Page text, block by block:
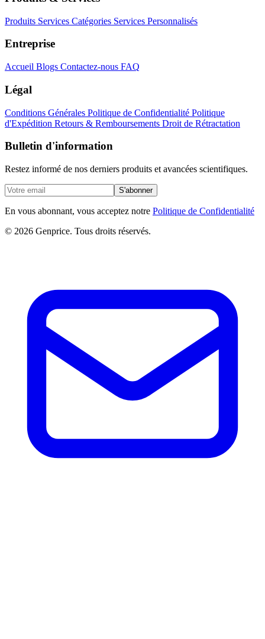
Produits Services Catégories Services Personnalisés
Entreprise
Accueil Blogs Contactez-nous FAQ
Légal
Conditions Générales Politique de Confidentialité Politique
d'Expédition Retours & Remboursements Droit de Rétractation
Bulletin d'information
Restez informé de nos derniers produits et avancées scientifiques.
S'abonner
En vous abonnant, vous acceptez notre Politique de Confidentialité
© 2026 Genprice. Tous droits réservés.